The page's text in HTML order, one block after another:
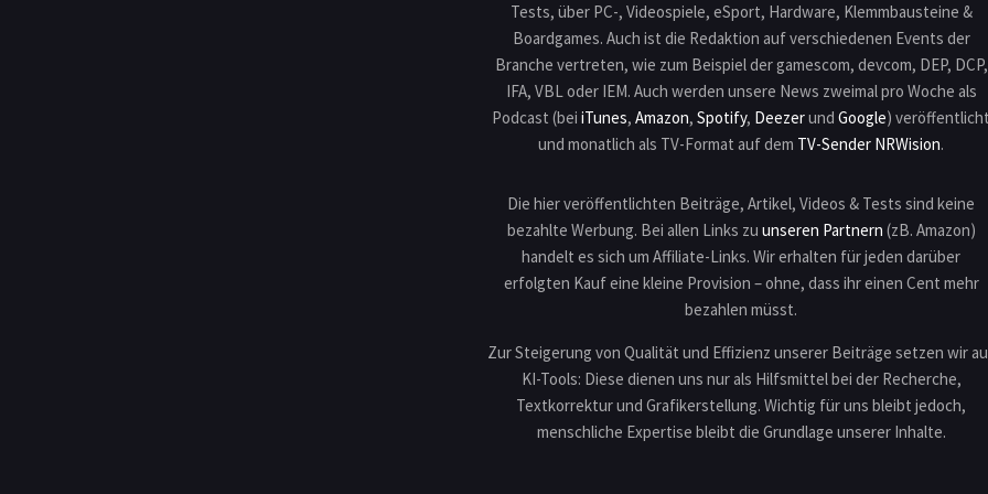
Tests, über PC-, Videospiele, eSport, Hardware, Klemmbausteine &
Boardgames. Auch ist die Redaktion auf verschiedenen Events der
Branche vertreten, wie zum Beispiel der gamescom, devcom, DEP, DCP,
IFA, VBL oder IEM. Auch werden unsere News zweimal pro Woche als
Podcast (bei iTunes, Amazon, Spotify, Deezerund Google)
und monatlich als TV-Format auf dem TV-Sender NRWision.
Die hier veröffentlichten Beiträge, Artikel, Videos & Tests sind keine
bezahlte Werbung. Bei allen Links zu unseren Partnern (zB. Amazon)
handelt es sich um Affiliate-Links. Wir erhalten für jeden darüber
erfolgten Kauf eine kleine Provision – ohne, dass ihr einen Cent mehr
bezahlen müsst.
Zur Steigerung von Qualität und Effizienz unserer Beiträge setzen wir
KI-Tools: Diese dienen uns nur als Hilfsmittel bei der Recherche,
Textkorrektur und Grafikerstellung. Wichtig für uns bleibt jedoch,
menschliche Expertise bleibt die Grundlage unserer Inhalte.